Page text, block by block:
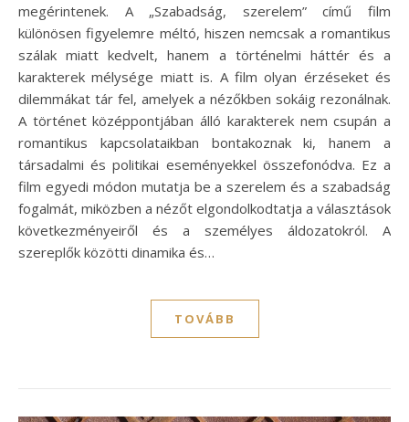
megérintenek. A „Szabadság, szerelem” című film
különösen figyelemre méltó, hiszen nemcsak a romantikus
szálak miatt kedvelt, hanem a történelmi háttér és a
karakterek mélysége miatt is. A film olyan érzéseket és
dilemmákat tár fel, amelyek a nézőkben sokáig rezonálnak.
A történet középpontjában álló karakterek nem csupán a
romantikus kapcsolataikban bontakoznak ki, hanem a
társadalmi és politikai eseményekkel összefonódva. Ez a
film egyedi módon mutatja be a szerelem és a szabadság
fogalmát, miközben a nézőt elgondolkodtatja a választások
következményeiről és a személyes áldozatokról. A
szereplők közötti dinamika és…
TOVÁBB